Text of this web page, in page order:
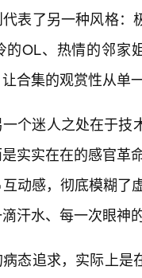
表了另一种风格
的OL、热情的邻家
合集的观赏性从单
个迷人之处在于技
实实在在的感官革
动感，彻底模糊了
汗水、每一次眼神
态追求，实际上是